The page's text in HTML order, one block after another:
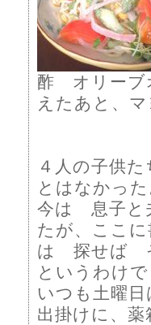
酢 オリーブ
えたあと、マ
４人の子供
とはなかった
今は 息子と
たが、ここ
は 探せば
というわけ
いつも土曜
出掛けに、